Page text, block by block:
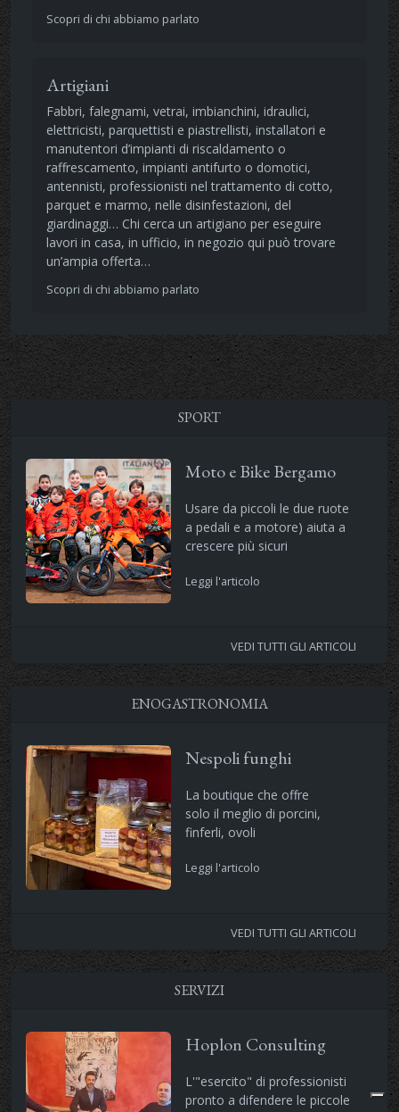
Scopri di chi abbiamo parlato
Artigiani
Fabbri, falegnami, vetrai, imbianchini, idraulici,
elettricisti, parquettisti e piastrellisti, installatori e
manutentori d’impianti di riscaldamento o
raffrescamento, impianti antifurto o domotici,
antennisti, professionisti nel trattamento di cotto,
parquet e marmo, nelle disinfestazioni, del
giardinaggi… Chi cerca un artigiano per eseguire
lavori in casa, in ufficio, in negozio qui può trovare
un’ampia offerta…
Scopri di chi abbiamo parlato
SPORT
Moto e Bike Bergamo
Usare da piccoli le due ruote
a pedali e a motore) aiuta a
crescere più sicuri
Leggi l'articolo
VEDI TUTTI GLI ARTICOLI
ENOGASTRONOMIA
Nespoli funghi
La boutique che offre
solo il meglio di porcini,
finferli, ovoli
Leggi l'articolo
VEDI TUTTI GLI ARTICOLI
SERVIZI
Hoplon Consulting
L'"esercito" di professionisti
pronto a difendere le piccole